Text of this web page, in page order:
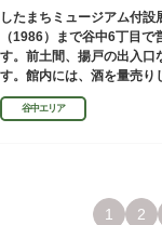
したまちミュージアム付
（1986）まで谷中6丁目
す。前土間、揚戸の出入口
す。館内には、酒を量売り
利、宣伝用ポスターなどの
谷中エリア
1 2